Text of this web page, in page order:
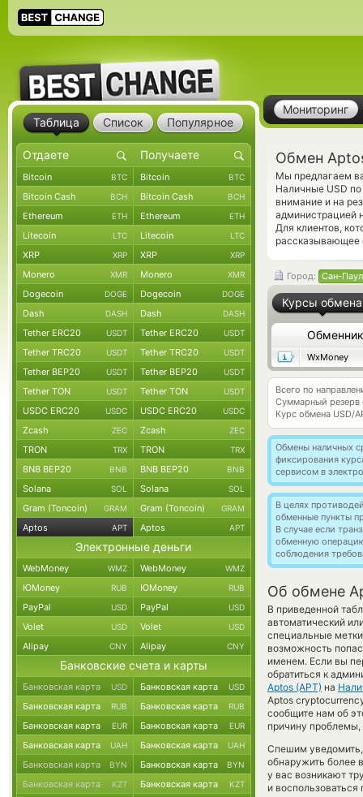
Мониторинг
Обмен
Мы предлагаем
Наличные USD
внимание и на
администрацией
Для клиентов,
рассказывающее
Город: Сан-
Курсы обмена
Обменник
WxMoney
Всего по
Суммарный резерв
Курс обмена USD/
Обмены наличных
фиксирования
сервисом в
В целях
обменные пункты
В случае если
обменную
соблюдения
Об обмене
В приведенной
автоматический
специальные
возможность
именем. Если вы
обратиться к
Aptos (APT) на
Aptos
сообщите нам об
причину проблемы,
Спешим
обнаружить более
у вас возникают
и
Таблица Список Популярное
Bitcoin BTC Bitcoin BTC
Bitcoin Cash BCH Bitcoin Cash BCH
Ethereum ETH Ethereum ETH
Litecoin LTC Litecoin LTC
XRP XRP XRP XRP
Monero XMR Monero XMR
Dogecoin DOGE Dogecoin DOGE
Dash DASH Dash DASH
Tether ERC20 USDT Tether ERC20 USDT
Tether TRC20 USDT Tether TRC20 USDT
Tether BEP20 USDT Tether BEP20 USDT
Tether TON USDT Tether TON USDT
USDC ERC20 USDC USDC ERC20 USDC
Zcash ZEC Zcash ZEC
TRON TRX TRON TRX
BNB BEP20 BNB BNB BEP20 BNB
Solana SOL Solana SOL
Gram (Toncoin) GRAM Gram (Toncoin) GRAM
Aptos APT Aptos APT
Электронные деньги
WebMoney WMZ WebMoney WMZ
ЮMoney RUB ЮMoney RUB
PayPal USD PayPal USD
Volet USD Volet USD
Alipay CNY Alipay CNY
Банковские счета и карты
Банковская карта USD Банковская карта USD
Банковская карта RUB Банковская карта RUB
Банковская карта EUR Банковская карта EUR
Банковская карта UAH Банковская карта UAH
Банковская карта BYN Банковская карта BYN
Банковская карта KZT Банковская карта KZT